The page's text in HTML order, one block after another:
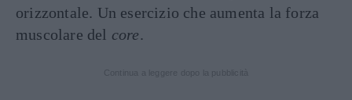
orizzontale. Un esercizio che aumenta la forza
muscolare del core.